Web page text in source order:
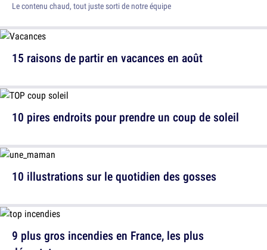
Le contenu chaud, tout juste sorti de notre équipe
15 raisons de partir en vacances en août
10 illustrations sur le quotidien des gosses
10 pires endroits pour prendre un coup de soleil
9 plus gros incendies en France, les plus